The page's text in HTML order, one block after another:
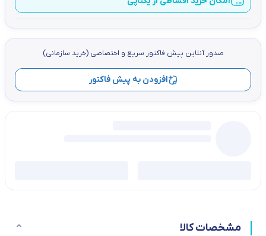
صدور آنلاین پيش فاكتور سریع و اختصاصي (خرید سازمانی)
افزودن به پیش فاکتور
مشخصات کالا